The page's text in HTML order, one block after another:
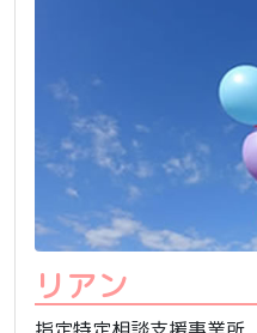
リアン